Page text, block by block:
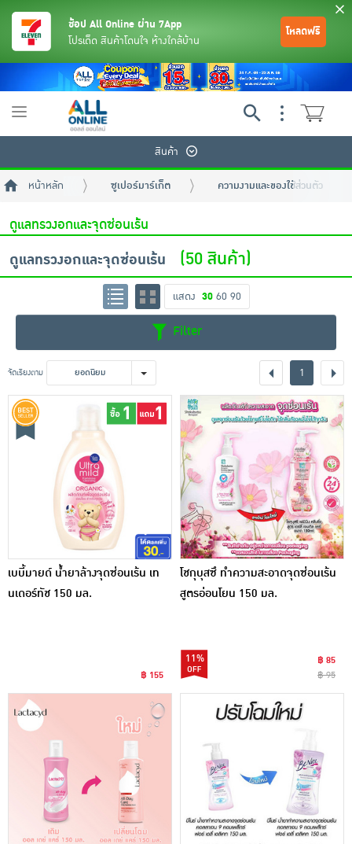
เครื่องปรุงรสและของแห้ง
ขนมขบเคี้ยว และช็อคโกแลต
อาหารสด ผัก ผลไม้และเบเกอรี่
ช้อป All Online ผ่าน 7App
โปรเด็ด สินค้าโดนใจ ห้างใกล้บ้าน
โหลดฟรี
Toggle
สินค้า
หน้าหลัก ซูเปอร์มาร์เก็ต ความงามและของใช้ส่วนตัว
ดูแลทรวงอกและจุดซ่อนเร้น
ดูแลทรวงอกและจุดซ่อนเร้น (50 สินค้า)
แสดง 30 60 90
Filter
จัดเรียงตาม ยอดนิยม 1
เบบี้มายด์ น้ำยาล้างจุดซ่อนเร้น เท
นเดอร์ทัช 150 มล.
฿ 155
โชกุบุสซึ ทำความสะอาดจุดซ่อนเร้น
สูตรอ่อนโยน 150 มล.
11%
฿ 85
฿ 95